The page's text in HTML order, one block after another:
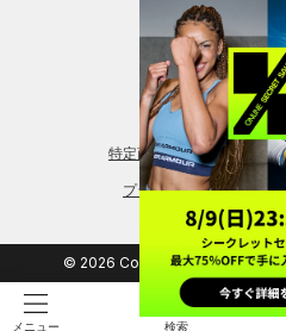
メニュー 検索
レギンス＆タイツ
特定商取引法に基づく通販
プライバシーポリシー
© 2026 Copyright DOME